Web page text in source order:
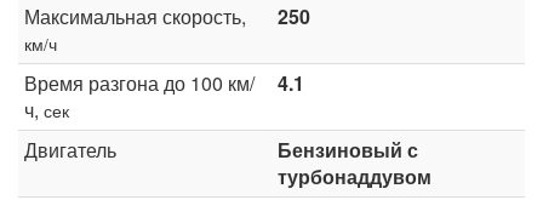
Максимальная скорость,
км/ч
250
Время разгона до 100 км/
ч, сек
4.1
Двигатель
Бензиновый с
турбонаддувом